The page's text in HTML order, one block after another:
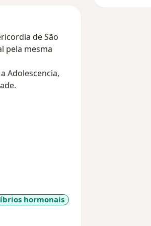
de São
pela mesma
Adolescencia,
hormonais